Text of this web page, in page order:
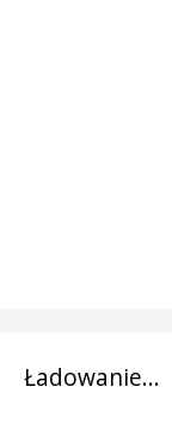
Ładowanie...